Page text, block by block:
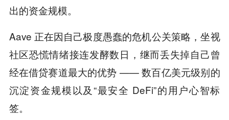
出的资金规模。
Aave 正在因自己极度愚蠢的危机公关策略，坐视
社区恐慌情绪接连发酵数日，继而丢失掉自己曾
经在借贷赛道最大的优势 —— 数百亿美元级别的
沉淀资金规模以及“最安全 DeFi”的用户心智标
签。